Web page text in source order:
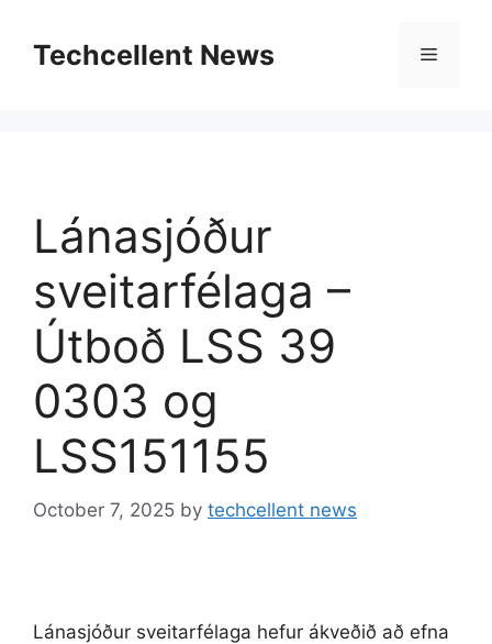
contentTechcellent News Menu
Lánasjóður
sveitarfélaga –
Útboð LSS 39
0303 og
LSS151155
October 7, 2025 by techcellent news
Lánasjóður sveitarfélaga hefur ákveðið að efna